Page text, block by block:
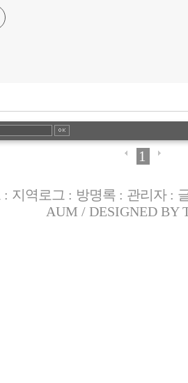
1
: 지역로그 : 방명록 : 관리자:
AUM / DESIGNED BY